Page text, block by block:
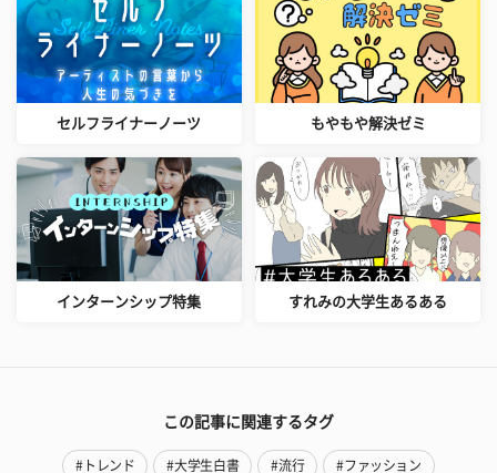
セルフライナーノーツ もやもや解決ゼミ
インターンシップ特集 すれみの大学生あるある
この記事に関連するタグ
#トレンド #大学生白書 #流行 #ファッション